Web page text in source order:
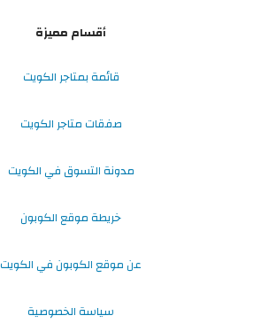
أقسام مميزة
قائمة بمتاجر الكويت
صفقات متاجر الكويت
مدونة التسوق في الكويت
خريطة موقع الكوبون
عن موقع الكوبون في الكويت
سياسة الخصوصية